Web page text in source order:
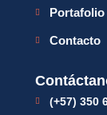
Portafolio
Contacto
(+57) 350